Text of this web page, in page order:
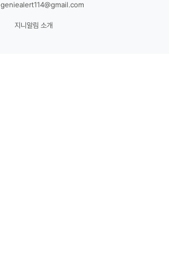
geniealert114@gmail.com
지니알림 소개